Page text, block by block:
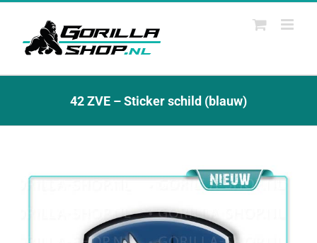
Ga
42 ZVE – Sticker schild (blauw)